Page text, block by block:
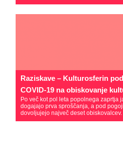
Raziskave – Kulturosferin
COVID-19 na obiskovanje
Po več kot pol leta popolnega zaprtja
dogajajo prva sproščanja, a pod
dovoljujejo največ deset obiskovalcev.